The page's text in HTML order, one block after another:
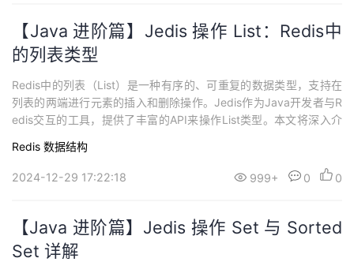
【Java 进阶篇】Jedis 操作 List：Redis中
的列表类型
Redis中的列表（List）是一种有序的、可重复的数据类型，支持在
列表的两端进行元素的插入和删除操作。Jedis作为Java开发者与R
edis交互的工具，提供了丰富的API来操作List类型。本文将深入介
细的解释，助你轻松掌握Jedis中List的各种操作。 Jedis中List的基
本操作 1. 在列表两端插入元素在...
Redis 数据结构
2024-12-29 17:22:18 999+ 0 0
【Java 进阶篇】Jedis 操作 Set 与 Sorted
Set 详解